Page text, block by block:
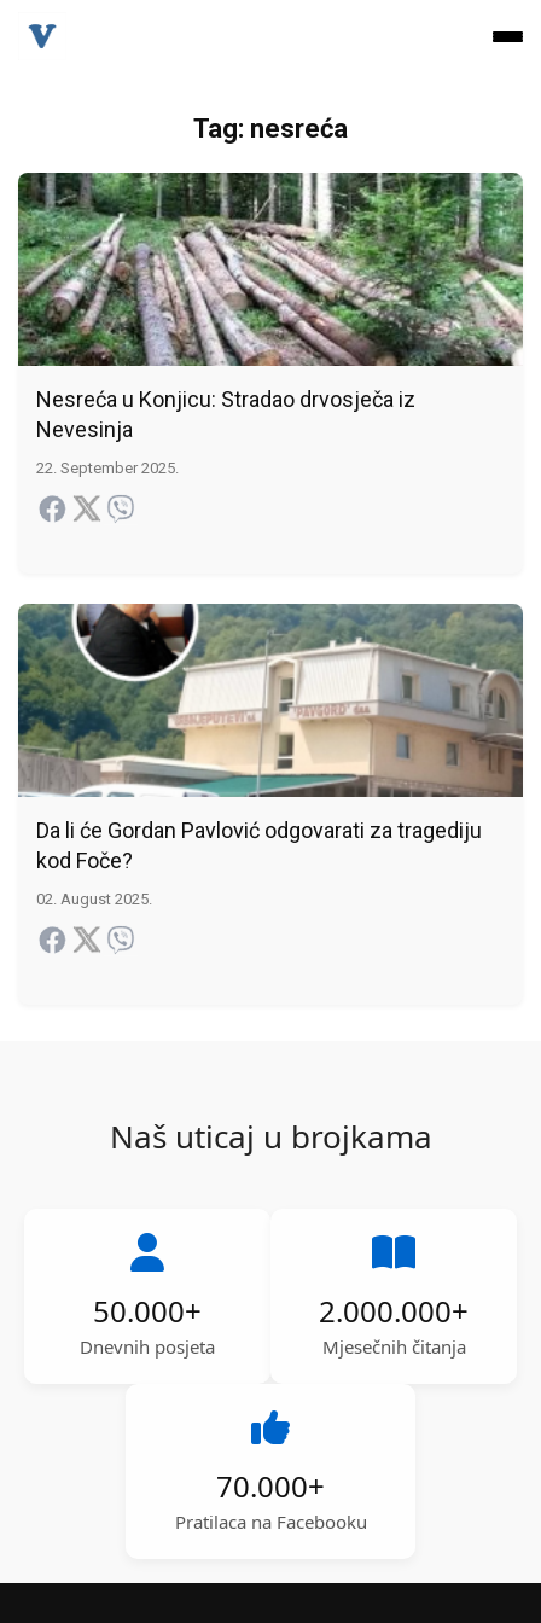
Tag: nesreća
Nesreća u Konjicu: Stradao drvosječa iz
Nevesinja
22. September 2025.
Da li će Gordan Pavlović odgovarati za tragediju
kod Foče?
02. August 2025.
Naš uticaj u brojkama
50.000+
Dnevnih posjeta
2.000.000+
Mjesečnih čitanja
70.000+
Pratilaca na Facebooku